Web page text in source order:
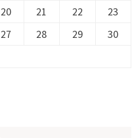
20 21 22
23
27 28 29
30